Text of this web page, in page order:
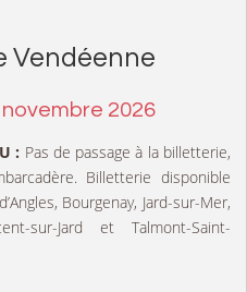
Vendéenne
novembre 2026
: Pas de passage à la billetterie,
Billetterie disponible
Bourgenay, Jard-sur-Mer,
sur-Jard et Talmont-Saint-